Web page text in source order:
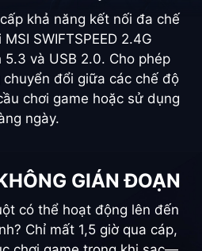
khả năng kết nối đa chế
SWIFTSPEED 2.4G
và USB 2.0. Cho phép
đổi giữa các chế độ
chơi game hoặc sử dụng
ngày.
GIÁN ĐOẠN
có thể hoạt động lên đến
Chỉ mất 1,5 giờ qua cáp,